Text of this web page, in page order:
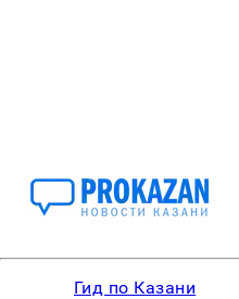
Гид по Казани